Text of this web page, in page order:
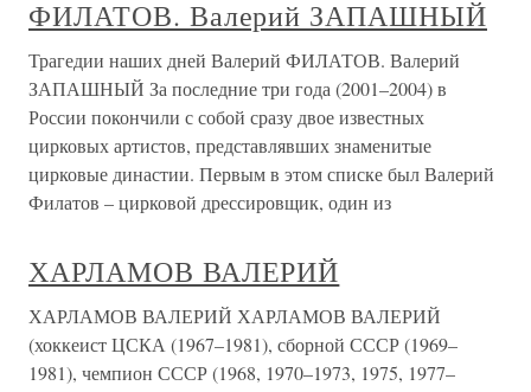
ФИЛАТОВ. Валерий ЗАПАШНЫЙ
Трагедии наших дней Валерий ФИЛАТОВ. Валерий
ЗАПАШНЫЙ За последние три года (2001–2004) в
России покончили с собой сразу двое известных
цирковых артистов, представлявших знаменитые
цирковые династии. Первым в этом списке был Валерий
Филатов – цирковой дрессировщик, один из
ХАРЛАМОВ ВАЛЕРИЙ
ХАРЛАМОВ ВАЛЕРИЙ ХАРЛАМОВ ВАЛЕРИЙ
(хоккеист ЦСКА (1967–1981), сборной СССР (1969–
1981), чемпион СССР (1968, 1970–1973, 1975, 1977–